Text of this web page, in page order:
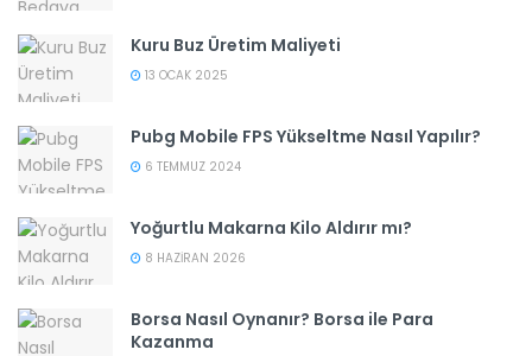
Kuru Buz Üretim Maliyeti
13 OCAK 2025
Pubg Mobile FPS Yükseltme Nasıl Yapılır?
6 TEMMUZ 2024
Yoğurtlu Makarna Kilo Aldırır mı?
8 HAZIRAN 2026
Borsa Nasıl Oynanır? Borsa ile Para
Kazanma